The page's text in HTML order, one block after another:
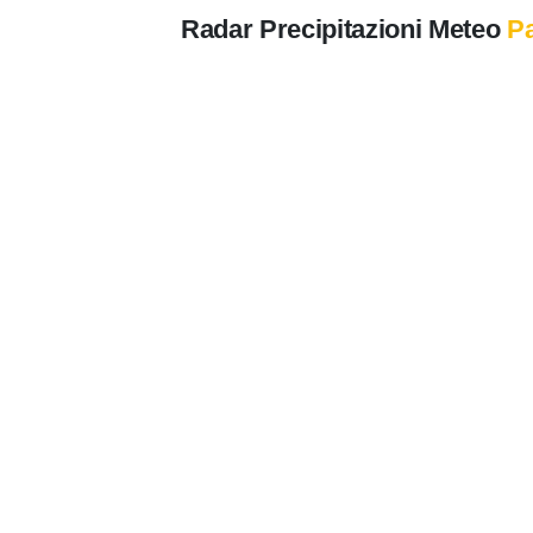
Radar Precipitazioni Meteo